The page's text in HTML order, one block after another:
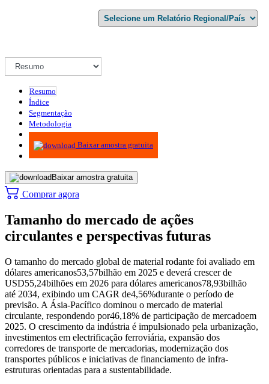
Resumo
Índice
Segmentação
Metodologia
Infográficos
Baixar amostra gratuita
Baixar amostra gratuita
Comprar agora
Tamanho do mercado de ações
circulantes e perspectivas futuras
O tamanho do mercado global de material rodante foi avaliado em
dólares americanos53,57bilhão em 2025 e deverá crescer de
USD55,24bilhões em 2026 para dólares americanos78,93bilhão
até 2034, exibindo um CAGR de4,56%durante o período de
previsão. A Ásia-Pacífico dominou o mercado de material
circulante, respondendo por46,18% de participação de mercadoem
2025. O crescimento da indústria é impulsionado pela urbanização,
investimentos em electrificação ferroviária, expansão dos
corredores de transporte de mercadorias, modernização dos
transportes públicos e iniciativas de financiamento de infra-
estruturas orientadas para a sustentabilidade.